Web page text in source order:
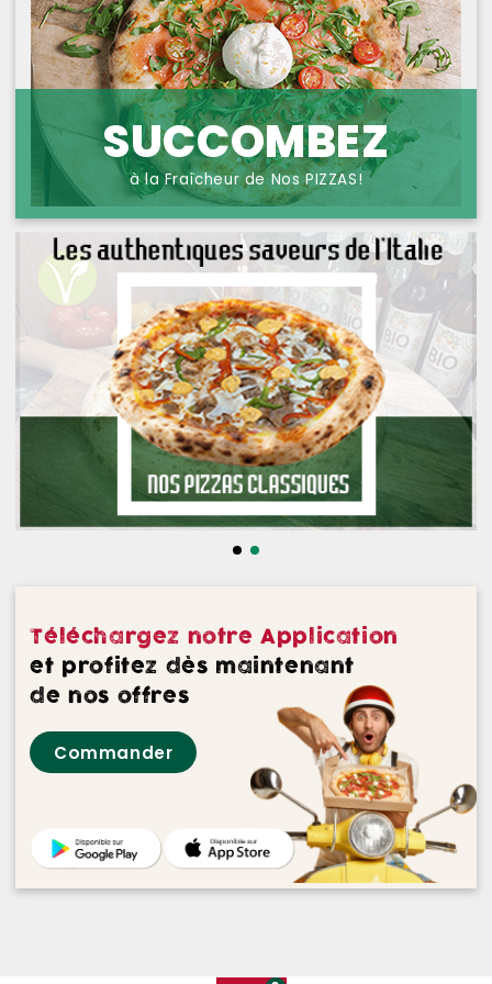
NOS PIZZAS FROMAGES
NOS SAVEURS D AILLEURS
OFFRE PRIMA
OFFRE MEZZO
MENUS BAMBINO
NOS PATES GRATINEES
NOS BURRITOS GRATINES
NOS PANINIS
NOS SALADES
NOS DESSERTS
NOS VINS ROUGES
NOS VINS ROSES
NOS VINS BLANCS
PROTECTION DES
DONNÉES
SUCCOMBEZ
à la Fraîcheur de Nos PIZZAS!
Téléchargez notre Application
et profitez dès maintenant
de nos offres
Commander